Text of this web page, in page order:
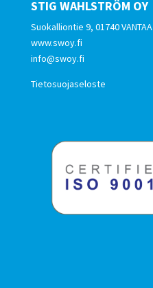
STIG WAHLSTRÖM OY
Suokalliontie 9, 01740 VANTAA
www.swoy.fi
info@swoy.fi
Tietosuojaseloste